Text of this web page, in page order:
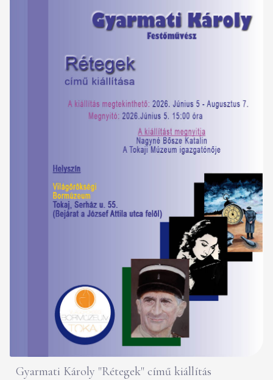
Gyarmati Károly "Rétegek" című kiállítás